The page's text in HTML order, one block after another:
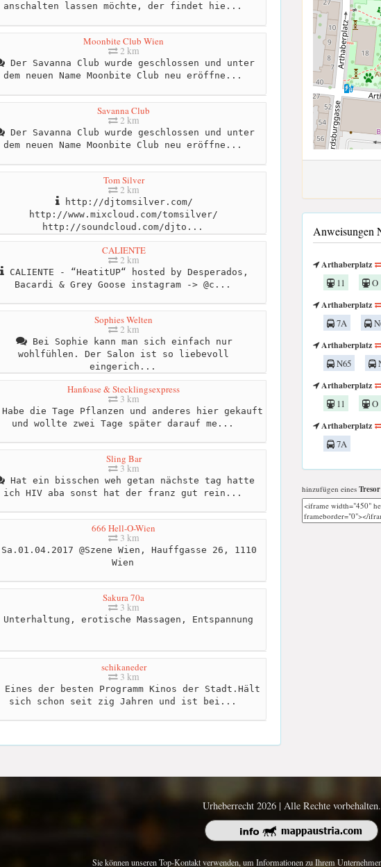
anschalten lassen möchte, der findet hie...
Moonbite Club Wien
2 km
Der Savanna Club wurde geschlossen und unter
dem neuen Name Moonbite Club neu eröffne...
Savanna Club
2 km
Der Savanna Club wurde geschlossen und unter
dem neuen Name Moonbite Club neu eröffne...
Tom Silver
2 km
http://djtomsilver.com/
http://www.mixcloud.com/tomsilver/
http://soundcloud.com/djto...
CALIENTE
2 km
CALIENTE - “HeatitUP“ hosted by Desperados,
Bacardi & Grey Goose instagram -> @c...
Sophies Welten
2 km
Bei Sophie kann man sich einfach nur
wohlfühlen. Der Salon ist so liebevoll
eingerich...
Hanfoase & Stecklingsexpress
3 km
Habe die Tage Pflanzen und anderes hier gekauft
und wollte zwei Tage später darauf me...
Sling Bar
3 km
Hat ein bisschen weh getan nächste tag hatte
ich HIV aba sonst hat der franz gut rein...
666 Hell-O-Wien
3 km
Sa.01.04.2017 @Szene Wien, Hauffgasse 26, 1110
Wien
Sakura 70a
3 km
Unterhaltung, erotische Massagen, Entspannung
schikaneder
3 km
Eines der besten Programm Kinos der Stadt.Hält
sich schon seit zig Jahren und ist bei...
Anweisungen
Arthaberplatz
11
O
Arthaberplatz
7A
Arthaberplatz
N65
Arthaberplatz
11
O
Arthaberplatz
7A
hinzufügen eines
Urheberrecht 2026 | Alle Rechte vorbehalten.
Sie können unseren Top-Kontakt verwenden, um Informationen zu Ihrem